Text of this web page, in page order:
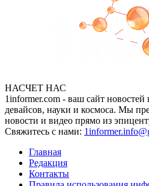
НАСЧЕТ НАС
1informer.com - ваш сайт
девайсов, науки и космоса. Мы
новости и видео прямо из
Свяжитесь с нами:
Главная
Редакция
Контакты